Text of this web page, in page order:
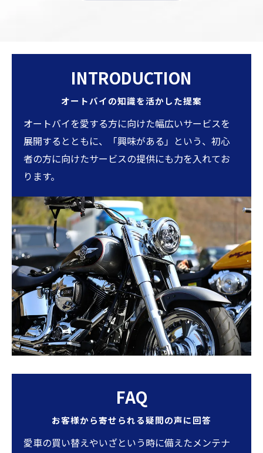
INTRODUCTION
オートバイの知識を活かした提案
オートバイを愛する方に向けた幅広いサービスを
展開するとともに、「興味がある」という、初心
者の方に向けたサービスの提供にも力を入れてお
ります。
FAQ
お客様から寄せられる疑問の声に回答
愛車の買い替えやいざという時に備えたメンテナ